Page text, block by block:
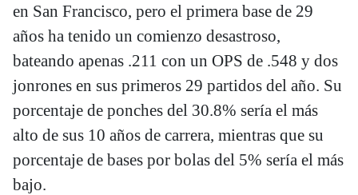
en San Francisco, pero el primera base de 29
años ha tenido un comienzo desastroso,
bateando apenas .211 con un OPS de .548 y dos
jonrones en sus primeros 29 partidos del año. Su
porcentaje de ponches del 30.8% sería el más
alto de sus 10 años de carrera, mientras que su
porcentaje de bases por bolas del 5% sería el más
bajo.